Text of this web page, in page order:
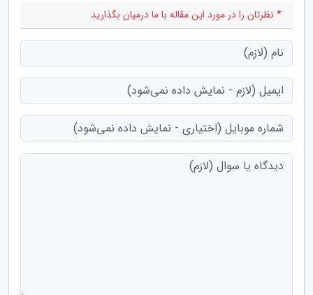
* نظرتان را در مورد این مقاله با ما درمیان بگذارید